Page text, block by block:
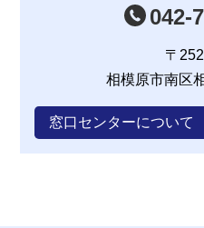
042-
〒
相模原市南区
窓口センターについて